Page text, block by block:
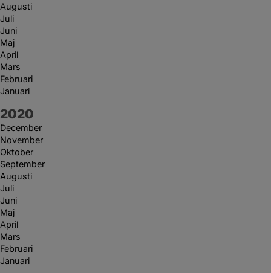
Augusti
Juli
Juni
Maj
April
Mars
Februari
Januari
År:
2020
December
November
Oktober
September
Augusti
Juli
Juni
Maj
April
Mars
Februari
Januari